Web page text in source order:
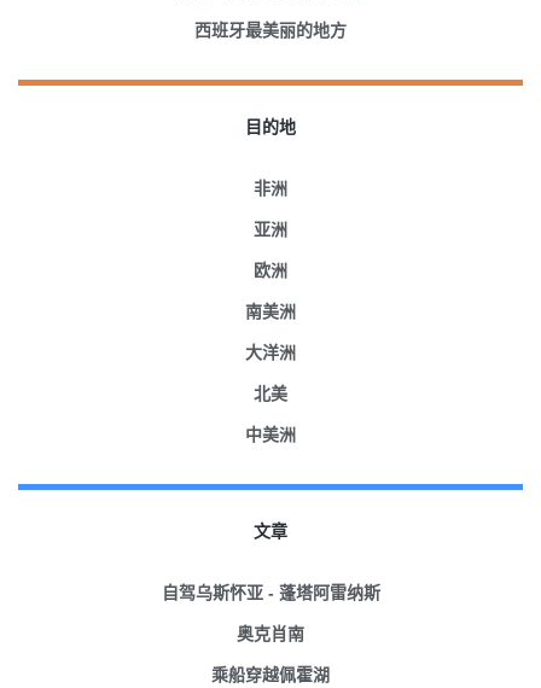
西班牙最美丽的地方
目的地
非洲
亚洲
欧洲
南美洲
大洋洲
北美
中美洲
文章
自驾乌斯怀亚 - 蓬塔阿雷纳斯
奥克肖南
乘船穿越佩霍湖